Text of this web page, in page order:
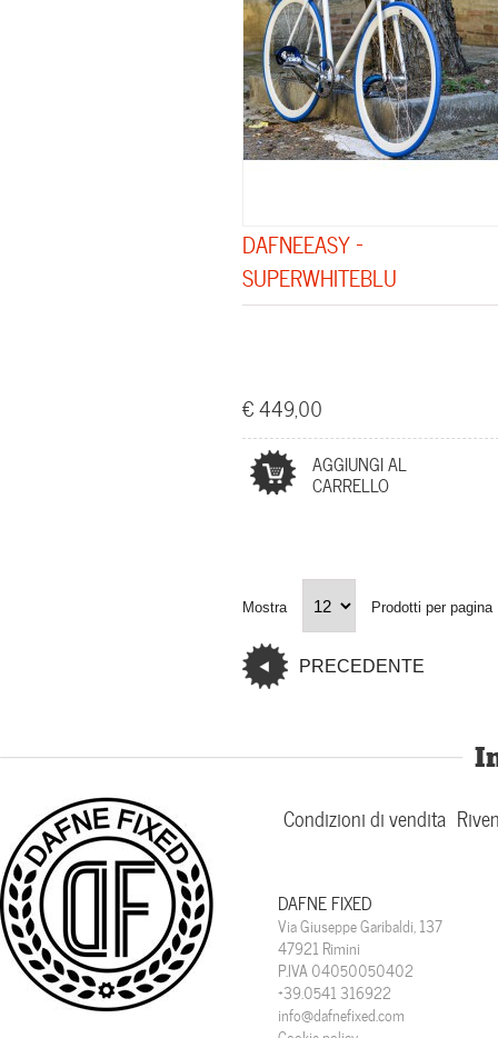
DAFNEEASY -
SUPERWHITEBLU
€ 449,00
AGGIUNGI AL
CARRELLO
Mostra Prodotti per pagina
PRECEDENTE
Condizioni di vendita
DAFNE FIXED
Via Giuseppe Garibaldi, 137
47921 Rimini
P.IVA 04050050402
+39.0541 316922
info@dafnefixed.com